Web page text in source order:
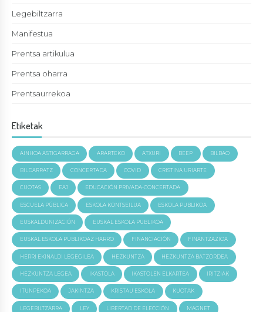
Legebiltzarra
Manifestua
Prentsa artikulua
Prentsa oharra
Prentsaurrekoa
Etiketak
AINHOA ASTIGARRAGA ARARTEKO ATXURI BEEP BILBAO
BILDARRATZ CONCERTADA COVID CRISTINA URIARTE
CUOTAS EAJ EDUCACIÓN PRIVADA-CONCERTADA
ESCUELA PÚBLICA ESKOLA KONTSEILUA ESKOLA PUBLIKOA
EUSKALDUNIZACIÓN EUSKAL ESKOLA PUBLIKOA
EUSKAL ESKOLA PUBLIKOAZ HARRO FINANCIACIÓN FINANTZAZIOA
HERRI EKINALDI LEGEGILEA HEZKUNTZA HEZKUNTZA BATZORDEA
HEZKUNTZA LEGEA IKASTOLA IKASTOLEN ELKARTEA IRITZIAK
ITUNPEKOA JAKINTZA KRISTAU ESKOLA KUOTAK
LEGEBILTZARRA LEY LIBERTAD DE ELECCIÓN MAGNET